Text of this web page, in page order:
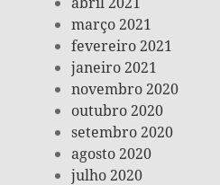
março 2021
fevereiro 2021
janeiro 2021
novembro 2020
outubro 2020
setembro 2020
agosto 2020
julho 2020